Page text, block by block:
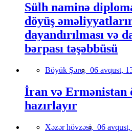
Sülh naminə
döyüş
dayandırılması və
bərpası təşəbbüsü
Böyük Şərq, 06 avqust,
İran və Ermənistan
hazırlayır
Xəzər hövzəsi, 06 avqust,